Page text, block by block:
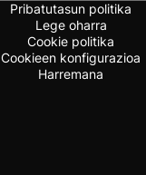
Pribatutasun politika
Lege oharra
Cookie politika
Cookieen konfigurazioa
Harremana